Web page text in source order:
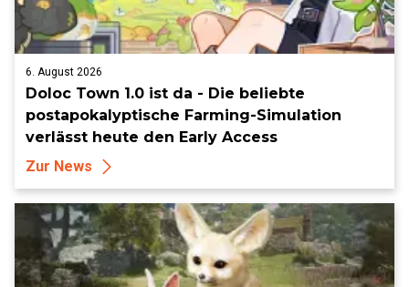
6. August 2026
Doloc Town 1.0 ist da - Die beliebte
postapokalyptische Farming-Simulation
verlässt heute den Early Access
Zur News